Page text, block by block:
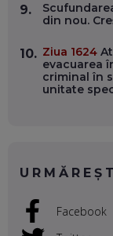
VOICU
TA
EP.
RADU
ȚIPĂ,
ȘI SĂ
9.
din nou.
10. Ziua 1624
evacuarea
criminal în
unitate
Facebook